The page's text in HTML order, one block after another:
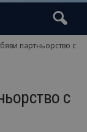
партньорство с
с